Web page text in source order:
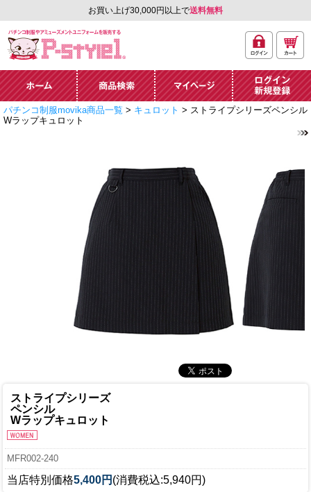
お買い上げ30,000円以上で送料無料
ーズメントユニフォー
ム通販「P-style 1」.
イン
ト
ホーム 商品検索 マイページ
ログイン・新規
パチンコ制服movika商品一覧 > キュロット > ストライプシリーズペンシル
Wラップキュロット
ストライプシリーズ
ペンシル
Wラップキュロット
MFR002-240
当店特別価格5,400円 (消費税込:5,940円)